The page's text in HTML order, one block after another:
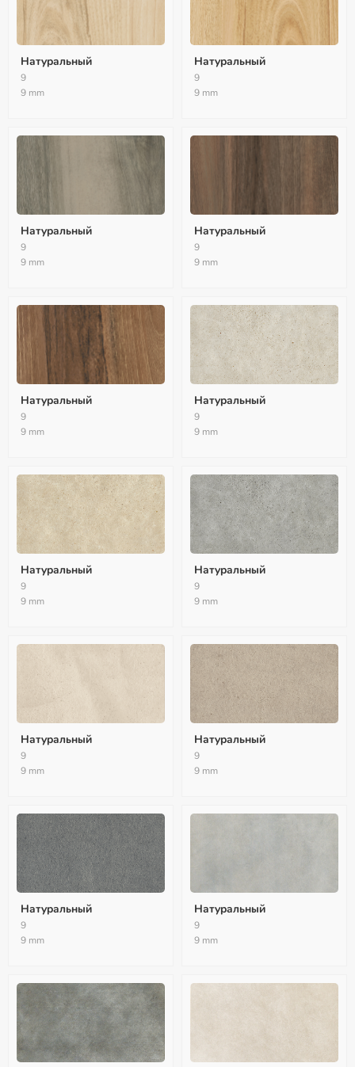
Натуральный
9
9 mm
Натуральный
9
9 mm
Натуральный
9
9 mm
Натуральный
9
9 mm
Натуральный
9
9 mm
Натуральный
9
9 mm
Натуральный
9
9 mm
Натуральный
9
9 mm
Натуральный
9
9 mm
Натуральный
9
9 mm
Натуральный
9
9 mm
Натуральный
9
9 mm